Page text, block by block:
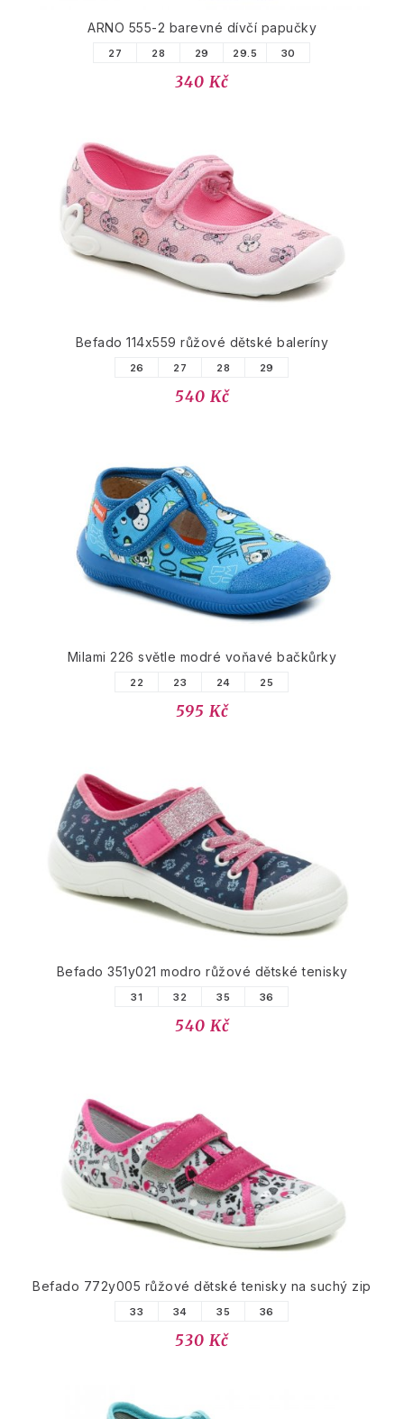
ARNO 555-2 barevné dívčí papučky
27 28 29 29.5 30
340 Kč
Befado 114x559 růžové dětské baleríny
26 27 28 29
540 Kč
Milami 226 světle modré voňavé bačkůrky
22 23 24 25
595 Kč
Befado 351y021 modro růžové dětské tenisky
31 32 35 36
540 Kč
Befado 772y005 růžové dětské tenisky na suchý zip
33 34 35 36
530 Kč